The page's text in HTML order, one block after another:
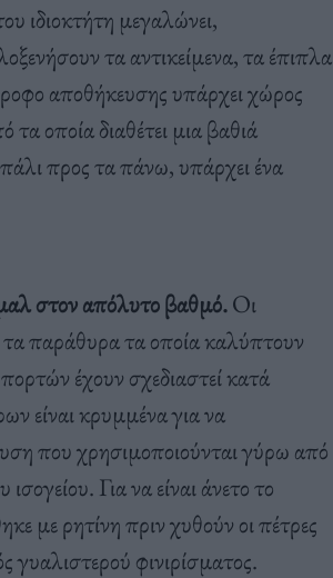
ιδιοκτήτη μεγαλώνει,
τα αντικείμενα, τα έπιπλα
αποθήκευσης υπάρχει χώρος
οποία διαθέτει μια βαθιά
προς τα πάνω, υπάρχει ένα
στον απόλυτο βαθμό.Οι
τα παράθυρα τα οποία καλύπτουν
έχουν σχεδιαστεί κατά
είναι κρυμμένα για να
που χρησιμοποιούνται γύρω από
Για να είναι άνετο το
με ρητίνη πριν χυθούν οι πέτρες
γυαλιστερού φινιρίσματος.